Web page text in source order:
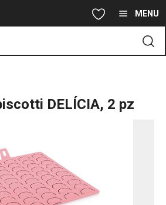
contenuto principale MENU
DELÍCIA, 2 pz